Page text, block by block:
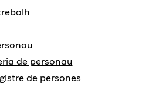
de personau
de persones